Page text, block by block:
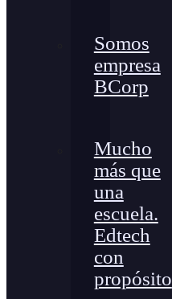
Somos
empresa
BCorp
Mucho
más que
una
escuela.
Edtech
con
propósito